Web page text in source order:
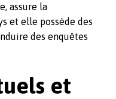
assure la
et elle possède des
des enquêtes
et